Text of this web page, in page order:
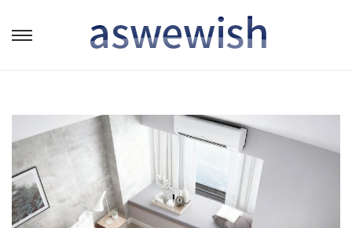
转
航
跳
容